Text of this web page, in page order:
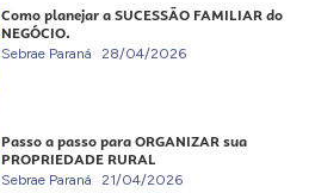
Como planejar a SUCESSÃO FAMILIAR do
NEGÓCIO.
Sebrae Paraná 28/04/2026
Passo a passo para ORGANIZAR sua
PROPRIEDADE RURAL
Sebrae Paraná 21/04/2026